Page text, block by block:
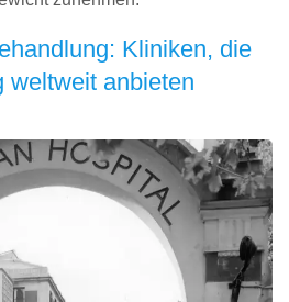
Kliniken, die
weltweit anbieten